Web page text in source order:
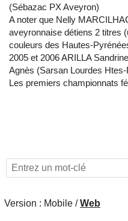
(Sébazac PX Aveyron)
A noter que Nelly
aveyronnaise détiens 2 titres
couleurs des Hautes-
2005 et 2006 ARILLA
Agnès (Sarsan Lourdes
Les premiers championnats
Version : Mobile /Web